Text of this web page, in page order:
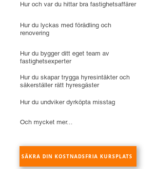
Hur och var du hittar bra fastighetsaffärer
Hur du lyckas med förädling och
renovering
Hur du bygger ditt eget team av
fastighetsexperter
Hur du skapar trygga hyresintäkter och
säkerställer rätt hyresgäster
Hur du undviker dyrköpta misstag
Och mycket mer...
SÄKRA DIN KOSTNADSFRIA KURSPLATS